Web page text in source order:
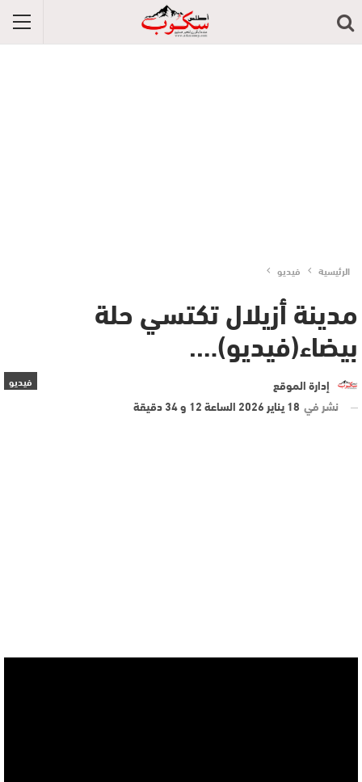
الرئيسية فيديو
مدينة أزيلال تكتسي حلة
بيضاء(فيديو)….
فيديو
إدارة الموقع
نشر في 18 يناير 2026 الساعة 12 و 34 دقيقة